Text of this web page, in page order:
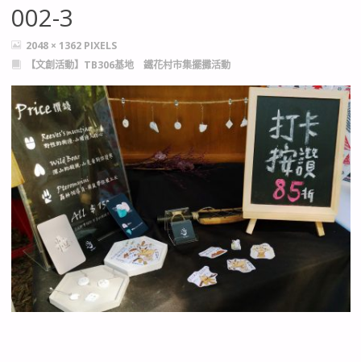
002-3
FULL
SIZE
2048 × 1362 PIXELS
【文創活動】TB306基地 鐵花村市集擺攤活動